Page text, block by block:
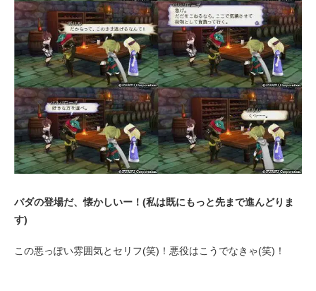
バダの登場だ、懐かしいー！(私は既にもっと先まで進んどりま
す)
この悪っぽい雰囲気とセリフ(笑)！悪役はこうでなきゃ(笑)！